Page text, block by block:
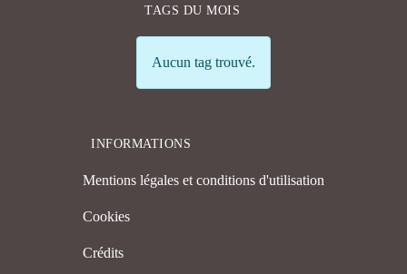
TAGS DU MOIS
Info
Aucun tag trouvé.
INFORMATIONS
Mentions légales et conditions d'utilisation
Cookies
Crédits